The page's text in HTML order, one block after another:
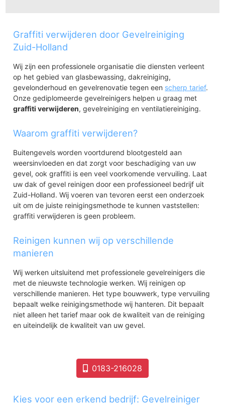
Meerkerk
Meerkers Broek
Graffiti verwijderen door Gevelreiniging
Zuid-Holland
Wij zijn een professionele organisatie die diensten verleent
op het gebied van glasbewassing, dakreiniging,
gevelonderhoud en gevelrenovatie tegen een scherp tarief.
Onze gediplomeerde gevelreinigers helpen u graag met
graffiti verwijderen, gevelreiniging en ventilatiereiniging.
Waarom graffiti verwijderen?
Buitengevels worden voortdurend blootgesteld aan
weersinvloeden en dat zorgt voor beschadiging van uw
gevel, ook graffiti is een veel voorkomende vervuiling. Laat
uw dak of gevel reinigen door een professioneel bedrijf uit
Zuid-Holland. Wij voeren van tevoren eerst een onderzoek
uit om de juiste reinigingsmethode te kunnen vaststellen:
graffiti verwijderen is geen probleem.
Reinigen kunnen wij op verschillende
manieren
Wij werken uitsluitend met professionele gevelreinigers die
met de nieuwste technologie werken. Wij reinigen op
verschillende manieren. Het type bouwwerk, type vervuiling
bepaalt welke reinigingsmethode wij hanteren. Dit bepaalt
niet alleen het tarief maar ook de kwaliteit van de reiniging
en uiteindelijk de kwaliteit van uw gevel.
0183-216028
Kies voor een erkend bedrijf: Gevelreiniger